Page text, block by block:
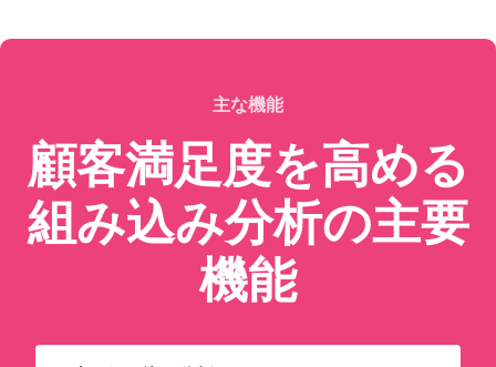
主な機能
顧客満足度を高める
組み込み分析の主要
機能